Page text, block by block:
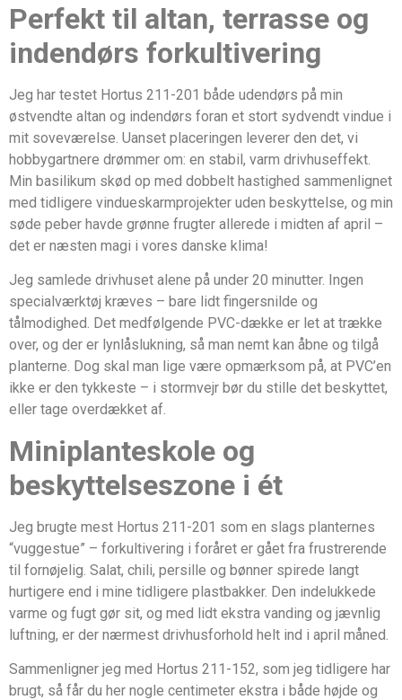
Perfekt til altan, terrasse og
indendørs forkultivering
Jeg har testet Hortus 211-201 både udendørs på min
østvendte altan og indendørs foran et stort sydvendt vindue i
mit soveværelse. Uanset placeringen leverer den det, vi
hobbygartnere drømmer om: en stabil, varm drivhuseffekt.
Min basilikum skød op med dobbelt hastighed sammenlignet
med tidligere vindueskarmprojekter uden beskyttelse, og min
søde peber havde grønne frugter allerede i midten af april –
det er næsten magi i vores danske klima!
Jeg samlede drivhuset alene på under 20 minutter. Ingen
specialværktøj kræves – bare lidt fingersnilde og
tålmodighed. Det medfølgende PVC-dække er let at trække
over, og der er lynlåslukning, så man nemt kan åbne og tilgå
planterne. Dog skal man lige være opmærksom på, at PVC’en
ikke er den tykkeste – i stormvejr bør du stille det beskyttet,
eller tage overdækket af.
Miniplanteskole og
beskyttelseszone i ét
Jeg brugte mest Hortus 211-201 som en slags planternes
“vuggestue” – forkultivering i foråret er gået fra frustrerende
til fornøjelig. Salat, chili, persille og bønner spirede langt
hurtigere end i mine tidligere plastbakker. Den indelukkede
varme og fugt gør sit, og med lidt ekstra vanding og jævnlig
luftning, er der nærmest drivhusforhold helt ind i april måned.
Sammenligner jeg med Hortus 211-152, som jeg tidligere har
brugt, så får du her nogle centimeter ekstra i både højde og